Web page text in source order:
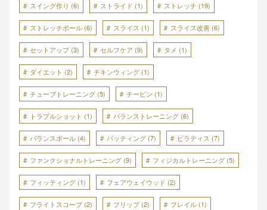
スイング作り (6) ストライド (1) ストレッチ (19)
ストレッチボール (6) スライス (1) スライス改善 (6)
セットアップ(3) セルフケア (9) タメ (1)
ダイエット (2) チキンウィング (1)
チューブトレーニング (5) チーピン (1)
トラブルショット (1) バランストレーニング (6)
バランスボール (4) パッティング (7) ピラティス (7)
ファンクショナルトレーニング (9) フィジカルトレーニング (5)
フィッティング (1) フェアウェイウッド (2)
フライトスコープ(2) フリップ(2) フレイル (1)